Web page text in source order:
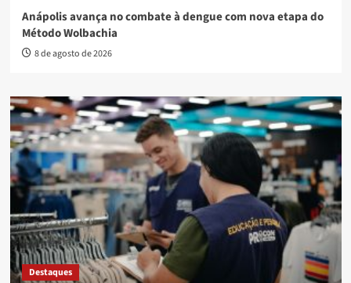
Anápolis avança no combate à dengue com nova etapa do
Método Wolbachia
8 de agosto de 2026
Destaques